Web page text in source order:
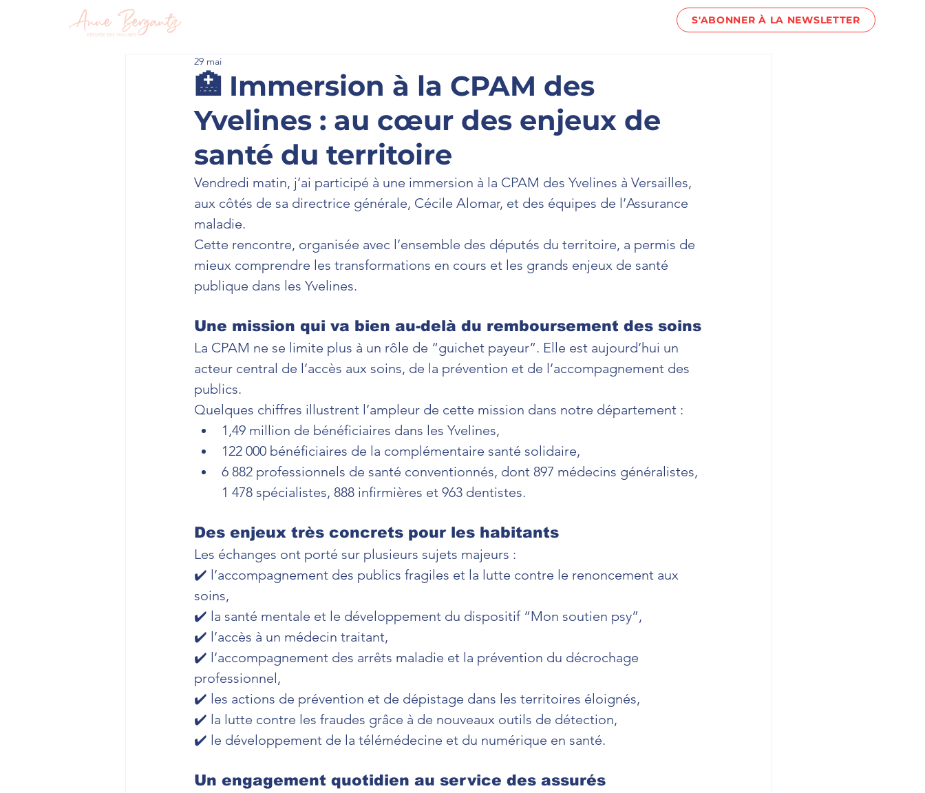
S'ABONNER À LA NEWSLETTER
🏥 Immersion à la CPAM des
Yvelines : au cœur des enjeux de
santé du territoire
29 mai
Vendredi matin, j’ai participé à une immersion à la CPAM des Yvelines à Versailles,
aux côtés de sa directrice générale, Cécile Alomar, et des équipes de l’Assurance
maladie.
Cette rencontre, organisée avec l’ensemble des députés du territoire, a permis de
mieux comprendre les transformations en cours et les grands enjeux de santé
publique dans les Yvelines.
Une mission qui va bien au-delà du remboursement des soins
La CPAM ne se limite plus à un rôle de “guichet payeur”. Elle est aujourd’hui un
acteur central de l’accès aux soins, de la prévention et de l’accompagnement des
publics.
Quelques chiffres illustrent l’ampleur de cette mission dans notre département :
1,49 million de bénéficiaires dans les Yvelines,
122 000 bénéficiaires de la complémentaire santé solidaire,
6 882 professionnels de santé conventionnés, dont 897 médecins généralistes,
1 478 spécialistes, 888 infirmières et 963 dentistes.
Des enjeux très concrets pour les habitants
Les échanges ont porté sur plusieurs sujets majeurs :
✔️ l’accompagnement des publics fragiles et la lutte contre le renoncement aux
soins,
✔️ la santé mentale et le développement du dispositif “Mon soutien psy”,
✔️ l’accès à un médecin traitant,
✔️ l’accompagnement des arrêts maladie et la prévention du décrochage
professionnel,
✔️ les actions de prévention et de dépistage dans les territoires éloignés,
✔️ la lutte contre les fraudes grâce à de nouveaux outils de détection,
✔️ le développement de la télémédecine et du numérique en santé.
Un engagement quotidien au service des assurés